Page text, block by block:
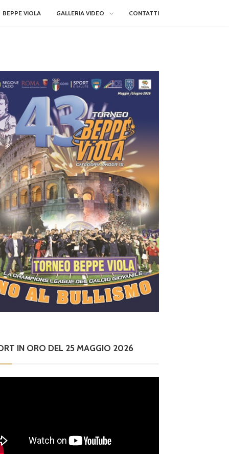
BEPPE VIOLA GALLERIA VIDEO CONTATTI
IN ORO DEL 25 MAGGIO 2026